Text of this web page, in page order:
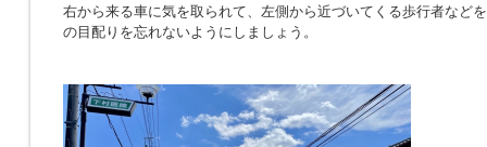
右から来る車に気を取られて、左側から近づいてくる歩行者など
の目配りを忘れないようにしましょう。